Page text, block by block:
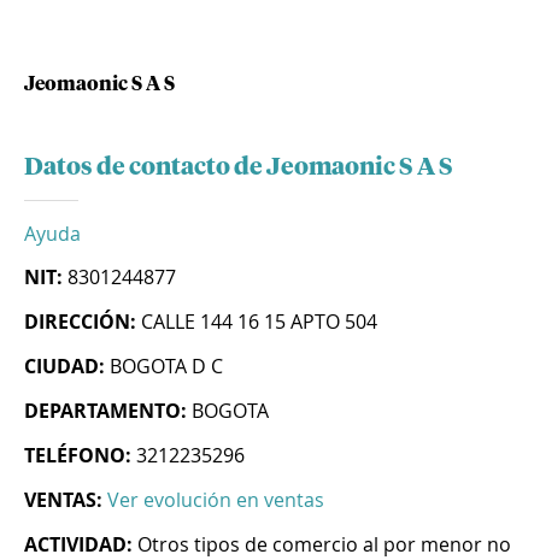
Jeomaonic S A S
Datos de contacto de Jeomaonic S A S
Ayuda
NIT: 8301244877
DIRECCIÓN: CALLE 144 16 15 APTO 504
CIUDAD: BOGOTA D C
DEPARTAMENTO: BOGOTA
TELÉFONO: 3212235296
VENTAS: Ver evolución en ventas
ACTIVIDAD: Otros tipos de comercio al por menor no